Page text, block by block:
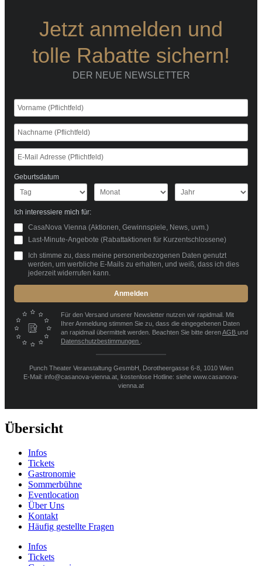
Jetzt anmelden und
tolle Rabatte sichern!
DER NEUE NEWSLETTER
Geburtsdatum
Ich interessiere mich für:
CasaNova Vienna (Aktionen, Gewinnspiele, News, uvm.)
Last-Minute-Angebote (Rabattaktionen für Kurzentschlossene)
Ich stimme zu, dass meine personenbezogenen Daten genutzt
werden, um werbliche E-Mails zu erhalten, und weiß, dass ich dies
jederzeit widerrufen kann.
Anmelden
Für den Versand unserer Newsletter nutzen wir rapidmail. Mit
Ihrer Anmeldung stimmen Sie zu, dass die eingegebenen Daten
an rapidmail übermittelt werden. Beachten Sie bitte derenAGB und
Datenschutzbestimmungen
Punch Theater Veranstaltung GesmbH, Dorotheergasse 6-8, 1010 Wien
E-Mail: info@casanova-vienna.at, kostenlose Hotline: siehe www.casanova-
vienna.at
Übersicht
Infos
Tickets
Gastronomie
Sommerbühne
Eventlocation
Über Uns
Kontakt
Häufig gestellte Fragen
Infos
Tickets